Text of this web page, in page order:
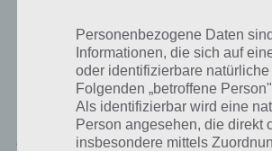
New York Lösung – 21. Januar
Januar 2019
Personenbezogene Daten
Informationen, die sich auf
oder identifizierbare
Folgenden „betroffene
Als identifizierbar wird eine
Person angesehen, die direkt
insbesondere mittels